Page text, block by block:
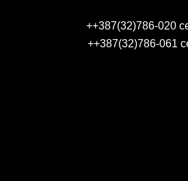
++387(32)786-020
++387(32)786-061